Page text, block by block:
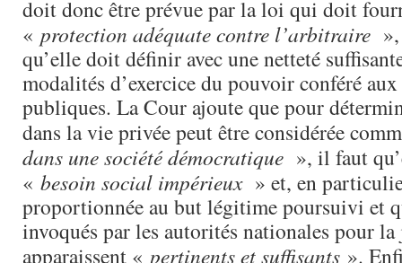
doit donc être prévue par la loi qui doit
« protection adéquate contre l’arbitraire
qu’elle doit définir avec une netteté
modalités d’exercice du pouvoir conféré
publiques. La Cour ajoute que pour
dans la vie privée peut être considérée
dans une société démocratique », il faut
« besoin social impérieux » et, en
proportionnée au but légitime poursuivi et
invoqués par les autorités nationales pour
apparaissent « pertinents et suffisants ».